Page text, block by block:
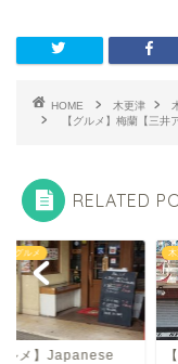
HOME 木更津
【グルメ】梅蘭【三井
RELATED
グルメ
ルメ】Japanese